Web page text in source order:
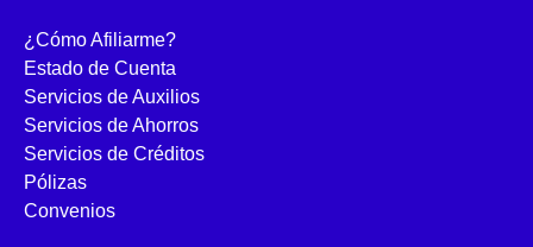
¿Cómo Afiliarme?
Estado de Cuenta
Servicios de Auxilios
Servicios de Ahorros
Servicios de Créditos
Pólizas
Convenios